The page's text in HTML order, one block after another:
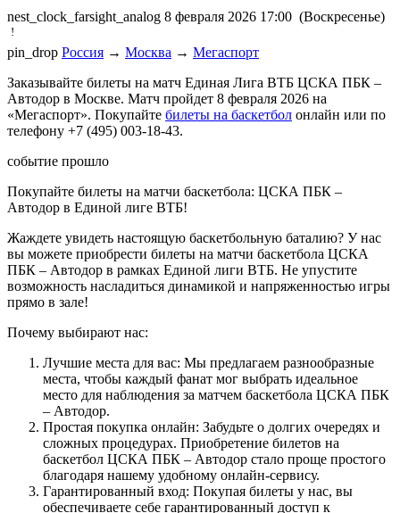
nest_clock_farsight_analog 8 февраля 2026 17:00 (Воскресенье)
!
pin_drop Россия → Москва → Мегаспорт
Заказывайте билеты на матч Единая Лига ВТБ ЦСКА ПБК –
Автодор в Москве. Матч пройдет 8 февраля 2026 на
«Мегаспорт». Покупайте билеты на баскетбол онлайн или по
телефону +7 (495) 003-18-43.
событие прошло
Покупайте билеты на матчи баскетбола: ЦСКА ПБК –
Автодор в Единой лиге ВТБ!
Жаждете увидеть настоящую баскетбольную баталию? У нас
вы можете приобрести билеты на матчи баскетбола ЦСКА
ПБК – Автодор в рамках Единой лиги ВТБ. Не упустите
возможность насладиться динамикой и напряженностью игры
прямо в зале!
Почему выбирают нас:
Лучшие места для вас: Мы предлагаем разнообразные
места, чтобы каждый фанат мог выбрать идеальное
место для наблюдения за матчем баскетбола ЦСКА ПБК
– Автодор.
Простая покупка онлайн: Забудьте о долгих очередях и
сложных процедурах. Приобретение билетов на
баскетбол ЦСКА ПБК – Автодор стало проще простого
благодаря нашему удобному онлайн-сервису.
Гарантированный вход: Покупая билеты у нас, вы
обеспечиваете себе гарантированный доступ к